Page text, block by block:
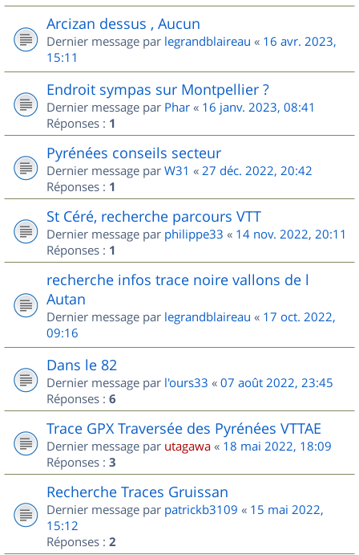
Arcizan dessus , Aucun
Dernier message par legrandblaireau « 16 avr. 2023,
15:11
Endroit sympas sur Montpellier ?
Dernier message par Phar « 16 janv. 2023, 08:41
Réponses : 1
Pyrénées conseils secteur
Dernier message par W31 « 27 déc. 2022, 20:42
Réponses : 1
St Céré, recherche parcours VTT
Dernier message par philippe33 « 14 nov. 2022, 20:11
Réponses : 1
recherche infos trace noire vallons de l
Autan
Dernier message par legrandblaireau « 17 oct. 2022,
09:16
Dans le 82
Dernier message par l'ours33 « 07 août 2022, 23:45
Réponses : 6
Trace GPX Traversée des Pyrénées VTTAE
Dernier message par utagawa « 18 mai 2022, 18:09
Réponses : 3
Recherche Traces Gruissan
Dernier message par patrickb3109 « 15 mai 2022,
15:12
Réponses : 2